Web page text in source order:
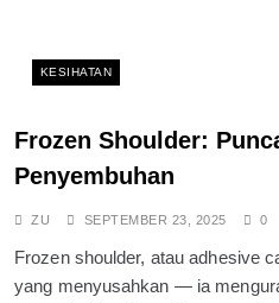
KESIHATAN
Frozen Shoulder:
Penyembuhan
ZU SEPTEMBER 23, 2025 0
Frozen shoulder, atau adhesive
yang menyusahkan — ia